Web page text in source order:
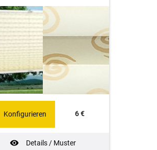
6 €
Details / Muster
Konfigurieren